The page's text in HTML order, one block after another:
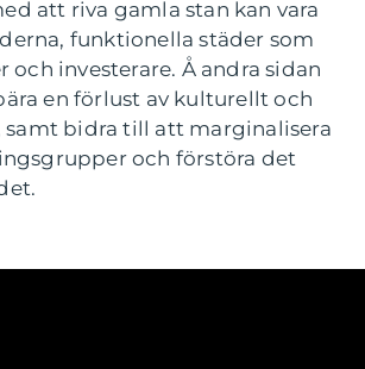
att riva gamla stan kan vara
funktionella städer som
och investerare. Å andra sidan
en förlust av kulturellt och
samt bidra till att marginalisera
och förstöra det